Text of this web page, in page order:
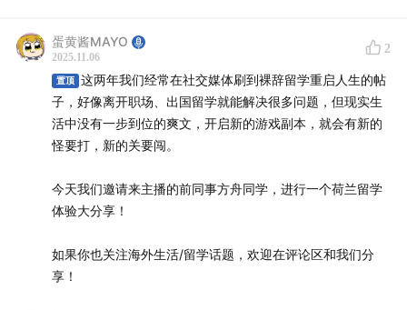
这两年我们经常在社交媒体刷到裸辞留学重启人生的帖
子，好像离开职场、出国留学就能解决很多问题，但现实
生活中没有一步到位的爽文，开启新的游戏副本，就会有
新的怪要打，新的关要闯。
今天我们邀请来主播的前同事方舟同学，进行一个
学体验大分享！
蛋黄酱MAYO
2025.11.06
2
置顶
这两年我们经常在社交媒体刷到裸辞留学重启人生的帖
子，好像离开职场、出国留学就能解决很多问题，但现实生
活中没有一步到位的爽文，开启新的游戏副本，就会有新的
怪要打，新的关要闯。
今天我们邀请来主播的前同事方舟同学，进行一个荷兰留学
体验大分享！
如果你也关注海外生活/留学话题，欢迎在评论区和我们分
享！